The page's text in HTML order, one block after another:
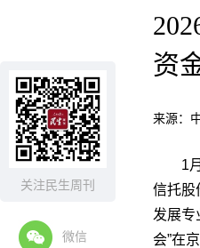
关注民生周刊
微信
资
来源：
1
信托股
发展专
会”在